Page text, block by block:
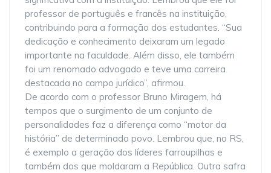
professor de português e francês na instituição,
contribuindo para a formação dos estudantes. “Sua
dedicação e conhecimento deixaram um legado
importante na faculdade. Além disso, ele também
foi um renomado advogado e teve uma carreira
destacada no campo jurídico”, afirmou.
De acordo com o professor Bruno Miragem, há
tempos que o surgimento de um conjunto de
personalidades faz a diferença como “motor da
história” de determinado povo. Lembrou que, no RS,
é exemplo a geração dos líderes farroupilhas e
também dos que moldaram a República. Outra safra